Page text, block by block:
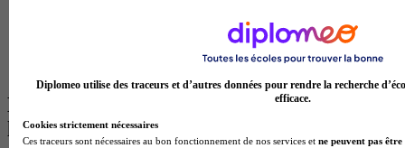
BTS Communication à Lyon
Les intitulés de diplôme par alternance
les plus recherchés
Diplomeo utilise des traceurs et d’autres données pour rendre la recherche
efficace.
Cookies strictement nécessaires
Ces traceurs sont nécessaires au bon fonctionnement de nos services et ne peuvent pas être